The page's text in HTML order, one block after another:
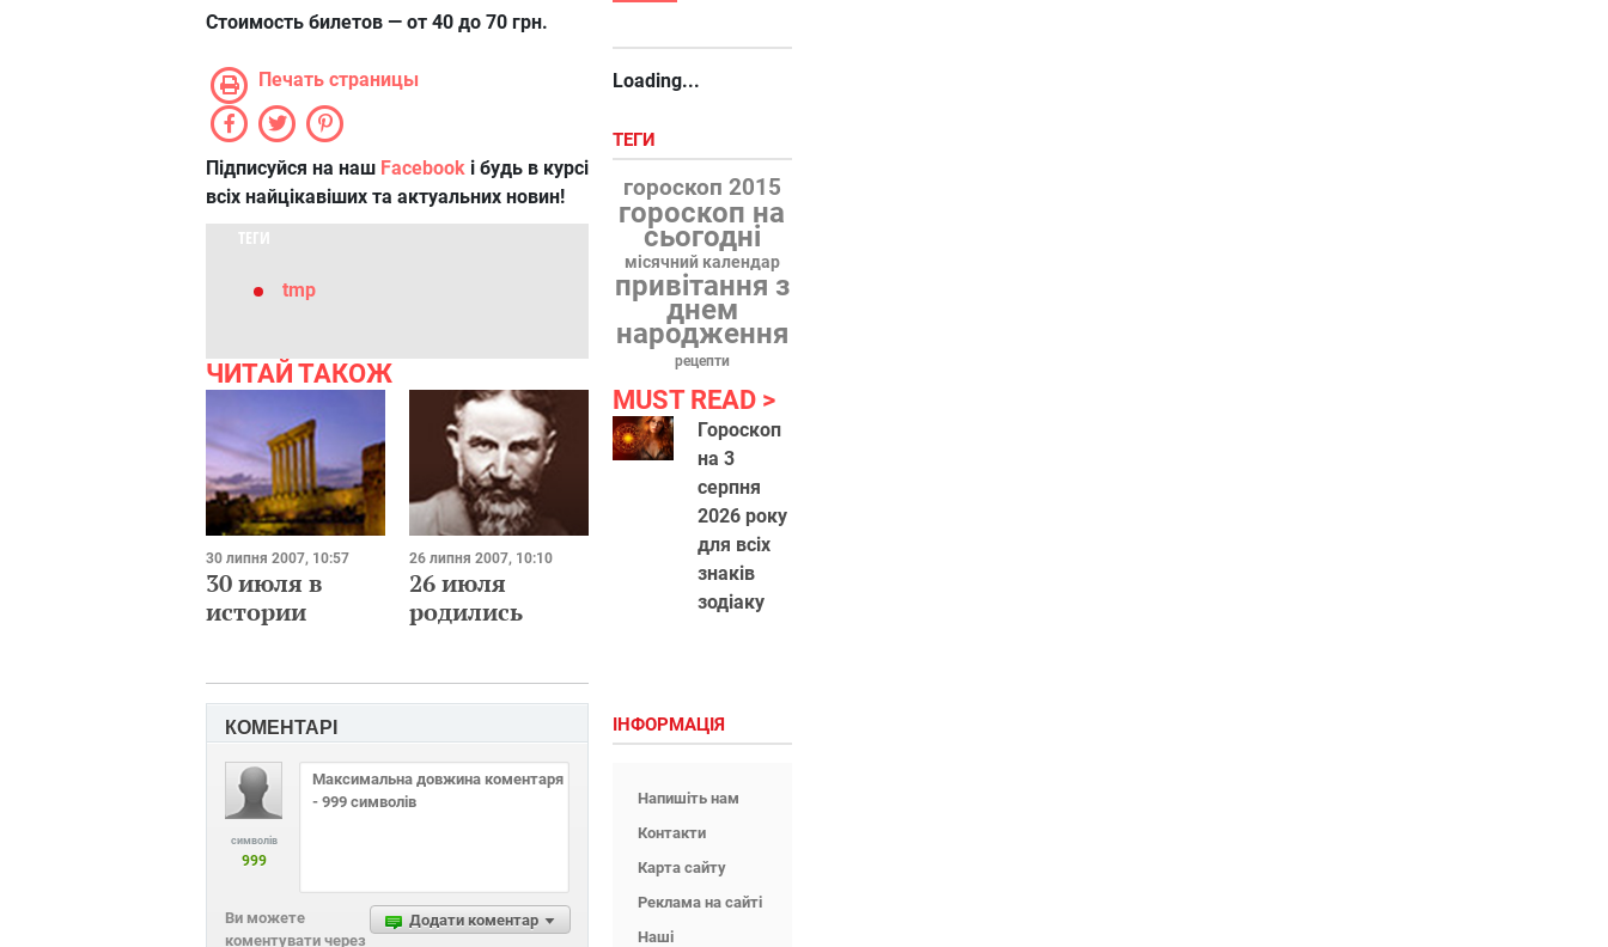
Стоимость билетов — от 40 до 70 грн.
Печать страницы
Підписуйся на наш Facebook і будь в курсі
всіх найцікавіших та актуальних новин!
ТЕГИ
tmp
ЧИТАЙ ТАКОЖ
30 липня 2007, 10:57
30 июля в
истории
26 липня 2007, 10:10
26 июля
родились
КОМЕНТАРІ
символів
999
Додати коментар
Ви можете
коментувати через
Loading...
ТЕГИ
гороскоп 2015
гороскоп на
сьогодні
місячний календар
привітання з
днем
народження
рецепти
MUST READ
Гороскоп
на 3
серпня
2026 року
для всіх
знаків
зодіаку
ІНФОРМАЦІЯ
Напишіть нам
Контакти
Карта сайту
Реклама на сайті
Наші